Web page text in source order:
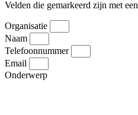
Velden die gemarkeerd zijn met een
Organisatie
Naam
Telefoonnummer
Email
Onderwerp